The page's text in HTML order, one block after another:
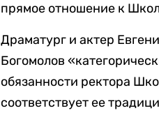
прямое отношение к
Драматург и актер
Богомолов
обязанности ректора
соответствует ее